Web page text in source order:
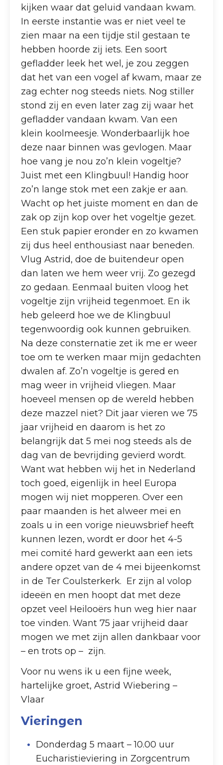
kijken waar dat geluid vandaan kwam.
In eerste instantie was er niet veel te
zien maar na een tijdje stil gestaan te
hebben hoorde zij iets. Een soort
gefladder leek het wel, je zou zeggen
dat het van een vogel af kwam, maar ze
zag echter nog steeds niets. Nog stiller
stond zij en even later zag zij waar het
gefladder vandaan kwam. Van een
klein koolmeesje. Wonderbaarlijk hoe
deze naar binnen was gevlogen. Maar
hoe vang je nou zo’n klein vogeltje?
Juist met een Klingbuul! Handig hoor
zo’n lange stok met een zakje er aan.
Wacht op het juiste moment en dan de
zak op zijn kop over het vogeltje gezet.
Een stuk papier eronder en zo kwamen
zij dus heel enthousiast naar beneden.
Vlug Astrid, doe de buitendeur open
dan laten we hem weer vrij. Zo gezegd
zo gedaan. Eenmaal buiten vloog het
vogeltje zijn vrijheid tegenmoet. En ik
heb geleerd hoe we de Klingbuul
tegenwoordig ook kunnen gebruiken.
Na deze consternatie zet ik me er weer
toe om te werken maar mijn gedachten
dwalen af. Zo’n vogeltje is gered en
mag weer in vrijheid vliegen. Maar
hoeveel mensen op de wereld hebben
deze mazzel niet? Dit jaar vieren we 75
jaar vrijheid en daarom is het zo
belangrijk dat 5 mei nog steeds als de
dag van de bevrijding gevierd wordt.
Want wat hebben wij het in Nederland
toch goed, eigenlijk in heel Europa
mogen wij niet mopperen. Over een
paar maanden is het alweer mei en
zoals u in een vorige nieuwsbrief heeft
kunnen lezen, wordt er door het 4-5
mei comité hard gewerkt aan een iets
andere opzet van de 4 mei bijeenkomst
in de Ter Coulsterkerk. Er zijn al volop
ideeën en men hoopt dat met deze
opzet veel Heilooërs hun weg hier naar
toe vinden. Want 75 jaar vrijheid daar
mogen we met zijn allen dankbaar voor
– en trots op – zijn.
Voor nu wens ik u een fijne week,
hartelijke groet, Astrid Wiebering –
Vlaar
Vieringen
Donderdag 5 maart – 10.00 uur
Eucharistieviering in Zorgcentrum